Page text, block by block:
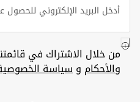
من خلال الاشتراك في
والأحكام وسياسة